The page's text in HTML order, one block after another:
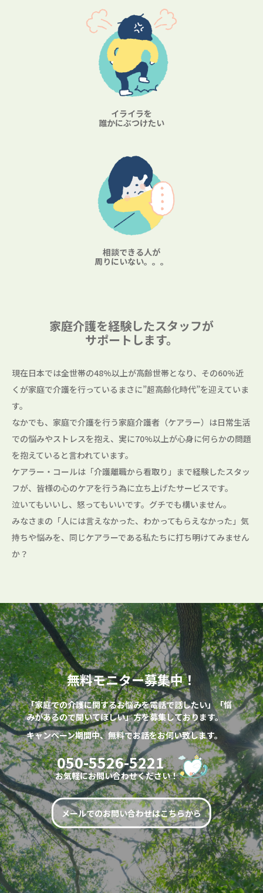
イライラを
誰かにぶつけたい
相談できる人が
周りにいない。。。
家庭介護を経験したスタッフが
サポートします。
現在日本では全世帯の48%以上が高齢世帯となり、その60%近
くが家庭で介護を行っているまさに”超高齢化時代”を迎えていま
す。
なかでも、家庭で介護を行う家庭介護者（ケアラー）は日常生活
での悩みやストレスを抱え、実に70%以上が心身に何らかの問題
を抱えていると言われています。
ケアラー・コールは「介護離職から看取り」まで経験したスタッ
フが、皆様の心のケアを行う為に立ち上げたサービスです。
泣いてもいいし、怒ってもいいです。グチでも構いません。
みなさまの「人には言えなかった、わかってもらえなかった」気
持ちや悩みを、同じケアラーである私たちに打ち明けてみません
か？
無料モニター募集中！
「家庭での介護に関するお悩みを電話で話したい」「悩
みがあるので聞いてほしい」方を募集しております。
キャンペーン期間中、無料でお話をお伺い致します。
050-5526-5221
お気軽にお問い合わせください！
メールでのお問い合わせはこちらから